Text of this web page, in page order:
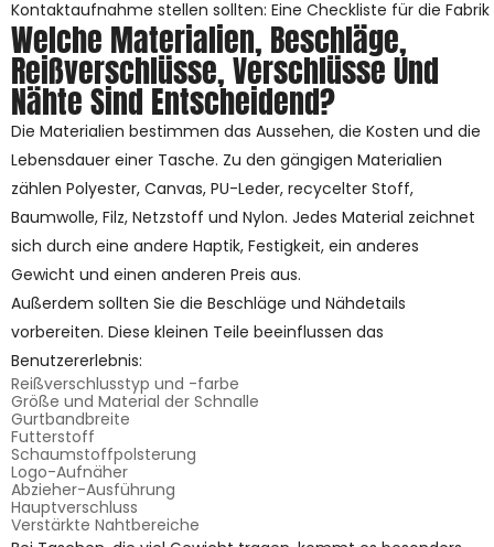
Kontaktaufnahme stellen sollten: Eine Checkliste für die Fabrik
Welche Materialien, Beschläge,
Reißverschlüsse, Verschlüsse Und
Nähte Sind Entscheidend?
Die Materialien bestimmen das Aussehen, die Kosten und die
Lebensdauer einer Tasche. Zu den gängigen Materialien
zählen Polyester, Canvas, PU-Leder, recycelter Stoff,
Baumwolle, Filz, Netzstoff und Nylon. Jedes Material zeichnet
sich durch eine andere Haptik, Festigkeit, ein anderes
Gewicht und einen anderen Preis aus.
Außerdem sollten Sie die Beschläge und Nähdetails
vorbereiten. Diese kleinen Teile beeinflussen das
Benutzererlebnis:
Reißverschlusstyp und -farbe
Größe und Material der Schnalle
Gurtbandbreite
Futterstoff
Schaumstoffpolsterung
Logo-Aufnäher
Abzieher-Ausführung
Hauptverschluss
Verstärkte Nahtbereiche